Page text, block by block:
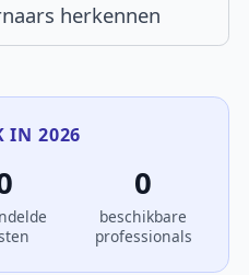
herkennen
IN 2026
0
beschikbare
professionals